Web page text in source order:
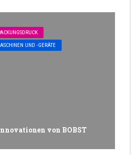
UND -GERÄTE
von BOBST